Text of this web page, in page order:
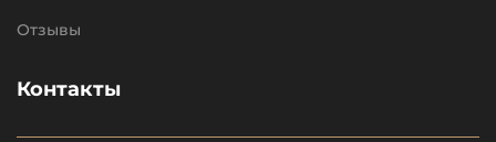
Отзывы
Контакты